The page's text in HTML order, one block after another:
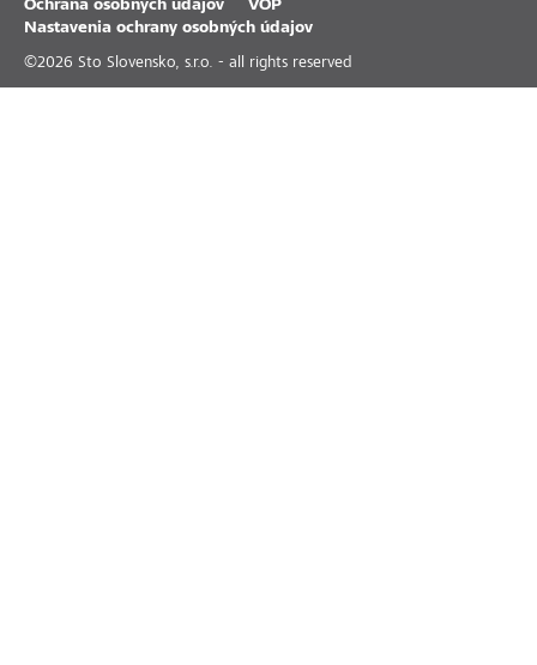
Ochrana osobných údajov
VOP
Nastavenia ochrany osobných údajov
©2026 Sto Slovensko, s.r.o. - all rights reserved